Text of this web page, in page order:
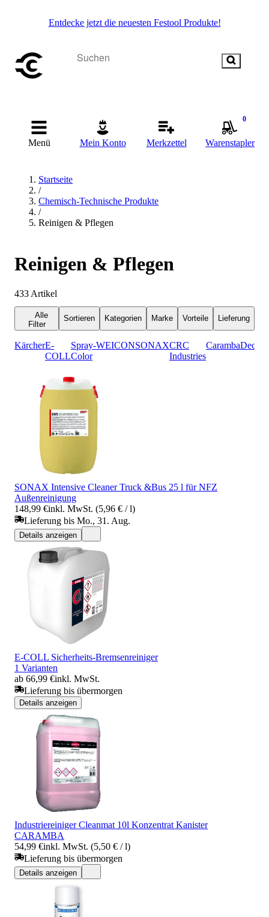
Entdecke jetzt die neuesten Festool Produkte!
Menü Mein Konto Merkzettel
0
Warenstapler
Startseite
/
Chemisch-Technische Produkte
/
Reinigen & Pflegen
Reinigen & Pflegen
433 Artikel
Alle
Filter
Sortieren Kategorien Marke Vorteile Lieferung
KärcherE-
COLL
Spray-
Color
WEICONSONAXCRC
Industries
Caramba
SONAX Intensive Cleaner Truck &Bus 25 l für NFZ
Außenreinigung
148,99 €inkl. MwSt. (5,96 € / l)
Lieferung bis Mo., 31. Aug.
Details anzeigen
E-COLL Sicherheits-Bremsenreiniger
1 Varianten
ab 66,99 €inkl. MwSt.
Lieferung bis übermorgen
Details anzeigen
Industriereiniger Cleanmat 10l Konzentrat Kanister
CARAMBA
54,99 €inkl. MwSt. (5,50 € / l)
Lieferung bis übermorgen
Details anzeigen